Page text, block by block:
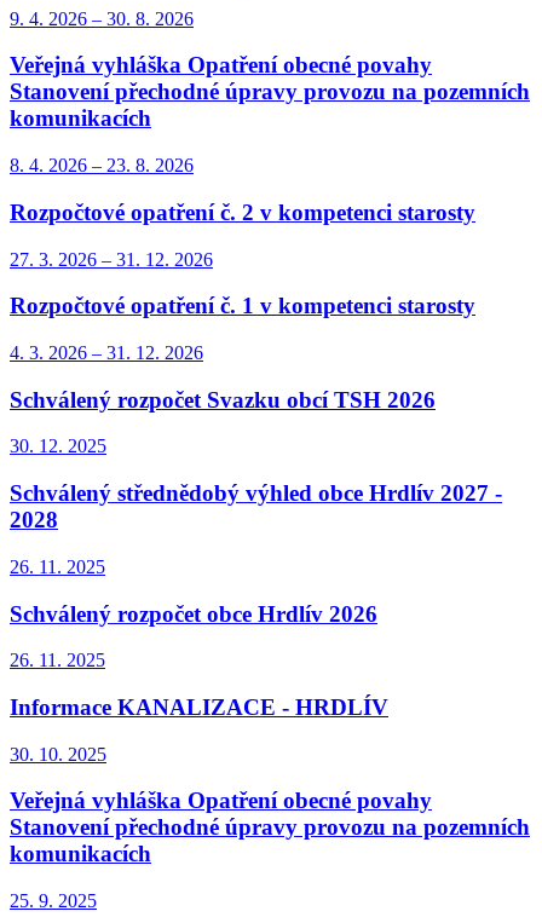
9. 4. 2026 – 30. 8. 2026
Veřejná vyhláška Opatření obecné povahy
Stanovení přechodné úpravy provozu na pozemních
komunikacích
8. 4. 2026 – 23. 8. 2026
Rozpočtové opatření č. 2 v kompetenci starosty
27. 3. 2026 – 31. 12. 2026
Rozpočtové opatření č. 1 v kompetenci starosty
4. 3. 2026 – 31. 12. 2026
Schválený rozpočet Svazku obcí TSH 2026
30. 12. 2025
Schválený střednědobý výhled obce Hrdlív 2027 -
2028
26. 11. 2025
Schválený rozpočet obce Hrdlív 2026
26. 11. 2025
Informace KANALIZACE - HRDLÍV
30. 10. 2025
Veřejná vyhláška Opatření obecné povahy
Stanovení přechodné úpravy provozu na pozemních
komunikacích
25. 9. 2025